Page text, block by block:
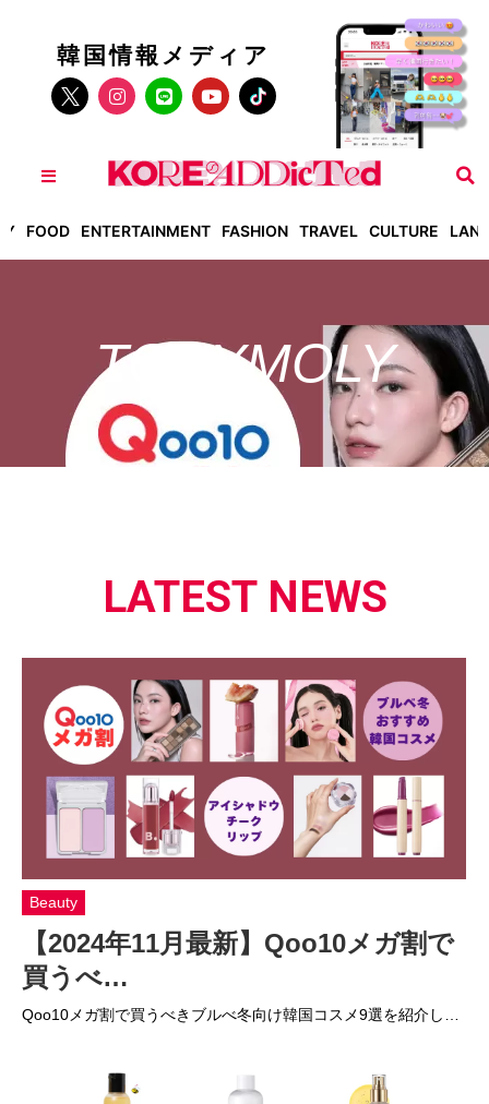
韓国情報メディア
FOOD ENTERTAINMENT FASHION TRAVEL CULTURE
TONYMOLY
LATEST NEWS
Beauty
【2024年11月最新】Qoo10メガ割で
買うべ…
Qoo10メガ割で買うべきブルべ冬向け韓国コスメ9選を紹介し…